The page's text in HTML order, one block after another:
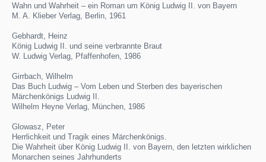
Wahn und Wahrheit – ein Roman um König Ludwig II. von Bayern
M. A. Klieber Verlag, Berlin, 1961
Gebhardt, Heinz
König Ludwig II. und seine verbrannte Braut
W. Ludwig Verlag, Pfaffenhofen, 1986
Girrbach, Wilhelm
Das Buch Ludwig – Vom Leben und Sterben des bayerischen
Märchenkönigs Ludwig II.
Wilhelm Heyne Verlag, München, 1986
Glowasz, Peter
Herrlichkeit und Tragik eines Märchenkönigs.
Die Wahrheit über König Ludwig II. von Bayern, den letzten wirklichen
Monarchen seines Jahrhunderts